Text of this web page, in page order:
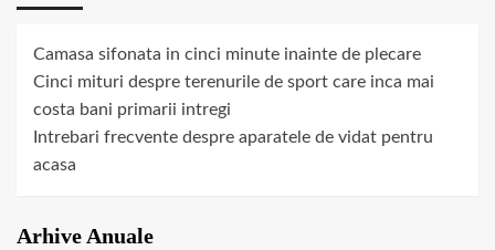
Camasa sifonata in cinci minute inainte de plecare
Cinci mituri despre terenurile de sport care inca mai
costa bani primarii intregi
Intrebari frecvente despre aparatele de vidat pentru
acasa
Arhive Anuale